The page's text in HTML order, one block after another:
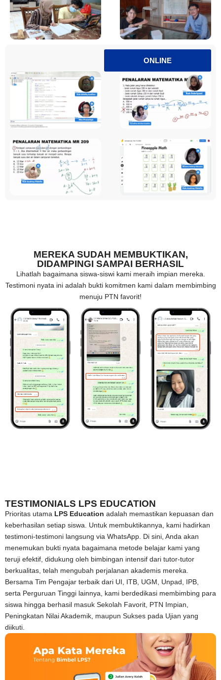
ONLINE
MEREKA SUDAH MEMBUKTIKAN,
DIDAMPINGI SAMPAI BERHASIL
Lihatlah bagaimana siswa-siswi kami meraih impian mereka.
Testimoni nyata ini adalah bukti komitmen kami dalam membimbing
menuju PTN favorit!
TESTIMONIALS LPS EDUCATION
Prioritas utama LPS Education adalah memastikan kepuasan dan
keberhasilan setiap siswa. Untuk membuktikannya, kami hadirkan
testimoni-testimoni langsung via WhatsApp. Di sini, Anda akan
menemukan bukti nyata bagaimana metode belajar kami yang
teruji efektif, didukung oleh bimbingan intensif dari tutor-tutor
berkualitas, telah mengubah perjalanan akademis mereka.
Bersama Tim Pengajar terbaik dari UI, ITB, UGM, Unpad, IPB,
serta Perguruan Tinggi lainnya, kami berdedikasi membimbing para
siswa hingga berhasil masuk Sekolah Favorit, PTN Impian,
Peningkatan Nilai Akademik, maupun Sukses pada Ujian yang
diikuti.